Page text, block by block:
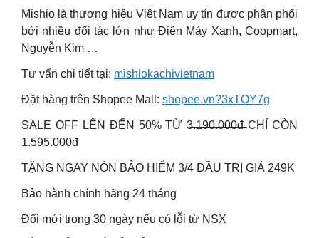
Mishio là thương hiệu Việt Nam uy tín được phân phối
bởi nhiều đối tác lớn như Điện Máy Xanh, Coopmart,
Nguyễn Kim …
Tư vấn chi tiết tại: mishiokachivietnam
Đặt hàng trên Shopee Mall: shopee.vn?3xTOY7g
SALE OFF LÊN ĐẾN 50% TỪ 3̶.̶1̶9̶0̶.̶0̶0̶0̶đ̶ CHỈ CÒN
1.595.000đ
TẶNG NGAY NÓN BẢO HIỂM 3/4 ĐẦU TRỊ GIÁ 249K
Bảo hành chính hãng 24 tháng
Đổi mới trong 30 ngày nếu có lỗi từ NSX